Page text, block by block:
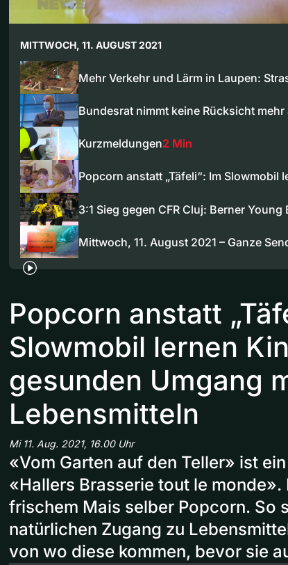
MITTWOCH, 11. AUGUST 2021
Mehr Verkehr und Lärm in Laupen:
Bundesrat nimmt keine Rücksicht
Kurzmeldungen2 Min
Popcorn anstatt „Täfeli“: Im Slowmobil
3:1 Sieg gegen CFR Cluj: Berner
Mittwoch, 11. August 2021 – Ganze
Popcorn anstatt
Slowmobil lernen
gesunden Umgang
Lebensmitteln
Mi 11. Aug. 2021, 16.00 Uhr
«Vom Garten auf den Teller» ist
«Hallers Brasserie tout le monde».
frischem Mais selber Popcorn. So
natürlichen Zugang zu
von wo diese kommen, bevor sie